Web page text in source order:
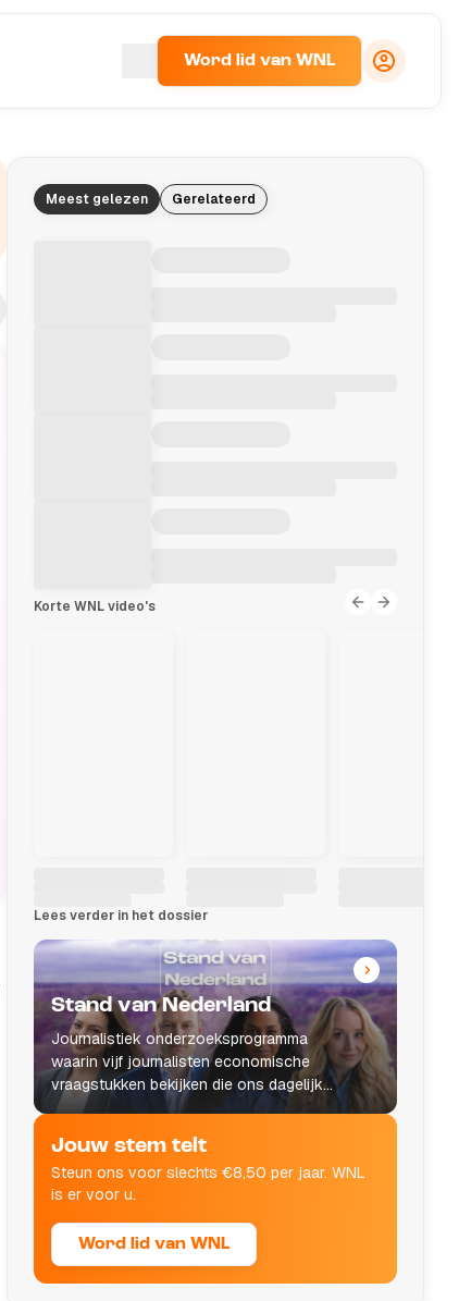
Word lid van WNL
Meest gelezen Gerelateerd
Korte WNL video's
Lees verder in het dossier
Stand van Nederland
Journalistiek onderzoeksprogramma
waarin vijf journalisten economische
vraagstukken bekijken die ons dagelijks
leven raken.
Jouw stem telt
Steun ons voor slechts €8,50 per jaar. WNL
is er voor u.
Word lid van WNL